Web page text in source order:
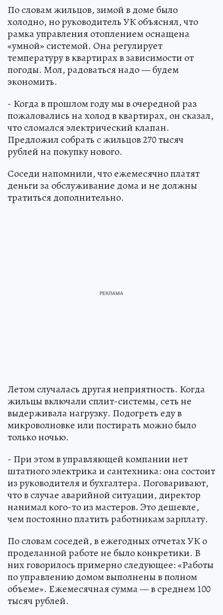
По словам жильцов, зимой в доме было
холодно, но руководитель УК объяснял, что
рамка управления отоплением оснащена
«умной» системой. Она регулирует
температуру в квартирах в зависимости от
погоды. Мол, радоваться надо — будем
экономить.
- Когда в прошлом году мы в очередной раз
пожаловались на холод в квартирах, он сказал,
что сломался электрический клапан.
Предложил собрать с жильцов 270 тысяч
рублей на покупку нового.
Соседи напомнили, что ежемесячно платят
деньги за обслуживание дома и не должны
тратиться дополнительно.
Летом случалась другая неприятность. Когда
жильцы включали сплит-системы, сеть не
выдерживала нагрузку. Подогреть еду в
микроволновке или постирать можно было
только ночью.
- При этом в управляющей компании нет
штатного электрика и сантехника: она состоит
из руководителя и бухгалтера. Поговаривают,
что в случае аварийной ситуации, директор
нанимал кого-то из мастеров. Это дешевле,
чем постоянно платить работникам зарплату.
По словам соседей, в ежегодных отчетах УК о
проделанной работе не было конкретики. В
них говорилось примерно следующее: «Работы
по управлению домом выполнены в полном
объеме». Ежемесячная сумма — в среднем 100
тысяч рублей.